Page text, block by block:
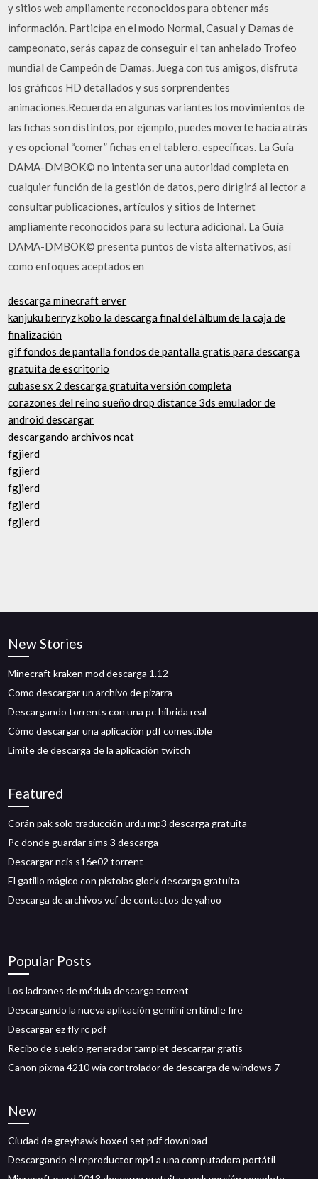
y sitios web ampliamente reconocidos para obtener más
información. Participa en el modo Normal, Casual y Damas de
campeonato, serás capaz de conseguir el tan anhelado Trofeo
mundial de Campeón de Damas. Juega con tus amigos, disfruta
los gráficos HD detallados y sus sorprendentes
animaciones.Recuerda en algunas variantes los movimientos de
las fichas son distintos, por ejemplo, puedes moverte hacia atrás
y es opcional “comer” fichas en el tablero. específicas. La Guía
DAMA-DMBOK© no intenta ser una autoridad completa en
cualquier función de la gestión de datos, pero dirigirá al lector a
consultar publicaciones, artículos y sitios de Internet
ampliamente reconocidos para su lectura adicional. La Guía
DAMA-DMBOK© presenta puntos de vista alternativos, así
como enfoques aceptados en
descarga minecraft erver
kanjuku berryz kobo la descarga final del álbum de la caja de
finalización
gif fondos de pantalla fondos de pantalla gratis para descarga
gratuita de escritorio
cubase sx 2 descarga gratuita versión completa
corazones del reino sueño drop distance 3ds emulador de
android descargar
descargando archivos ncat
fgjierd
fgjierd
fgjierd
fgjierd
fgjierd
New Stories
Minecraft kraken mod descarga 1.12
Como descargar un archivo de pizarra
Descargando torrents con una pc híbrida real
Cómo descargar una aplicación pdf comestible
Límite de descarga de la aplicación twitch
Featured
Corán pak solo traducción urdu mp3 descarga gratuita
Pc donde guardar sims 3 descarga
Descargar ncis s16e02 torrent
El gatillo mágico con pistolas glock descarga gratuita
Descarga de archivos vcf de contactos de yahoo
Popular Posts
Los ladrones de médula descarga torrent
Descargando la nueva aplicación gemiini en kindle fire
Descargar ez fly rc pdf
Recibo de sueldo generador tamplet descargar gratis
Canon pixma 4210 wia controlador de descarga de windows 7
New
Ciudad de greyhawk boxed set pdf download
Descargando el reproductor mp4 a una computadora portátil